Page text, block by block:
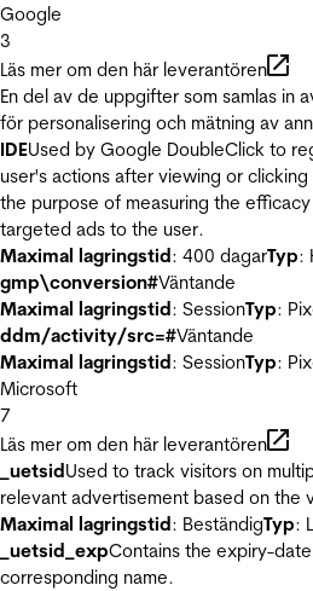
Google
3
Läs mer om den här leverantören
En del av de uppgifter som samlas in
för personalisering och mätning av
IDEUsed by Google DoubleClick to
user's actions after viewing or
the purpose of measuring the
targeted ads to the user.
Maximal lagringstid: 400 dagarTyp:
gmp\conversion#Väntande
Maximal lagringstid: SessionTyp:
ddm/activity/src=#Väntande
Maximal lagringstid: SessionTyp:
Microsoft
7
Läs mer om den här leverantören
_uetsidUsed to track visitors on
relevant advertisement based on the
Maximal lagringstid: BeständigTyp:
_uetsid_expContains the expiry-
corresponding name.